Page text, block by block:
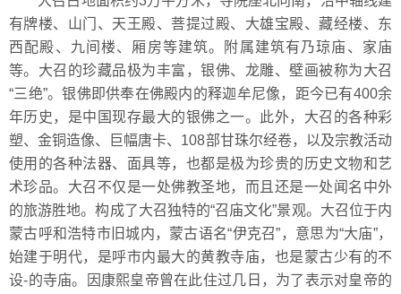
有牌楼、山门、天王殿、菩提过殿、大雄宝殿、藏经楼、东
西配殿、九间楼、厢房等建筑。附属建筑有乃琼庙、家庙
等。大召的珍藏品极为丰富，银佛、龙雕、壁画被称为大召
“三绝”。银佛即供奉在佛殿内的释迦牟尼像，距今已有400余
年历史，是中国现存最大的银佛之一。此外，大召的各种彩
塑、金铜造像、巨幅唐卡、108部甘珠尔经卷，以及宗教活动
使用的各种法器、面具等，也都是极为珍贵的历史文物和艺
术珍品。大召不仅是一处佛教圣地，而且还是一处闻名中外
的旅游胜地。构成了大召独特的“召庙文化”景观。大召位于内
蒙古呼和浩特市旧城内，蒙古语名“伊克召”，意思为“大庙”，
始建于明代，是呼市内最大的黄教寺庙，也是蒙古少有的不
设-的寺庙。因康熙皇帝曾在此住过几日，为了表示对皇帝的